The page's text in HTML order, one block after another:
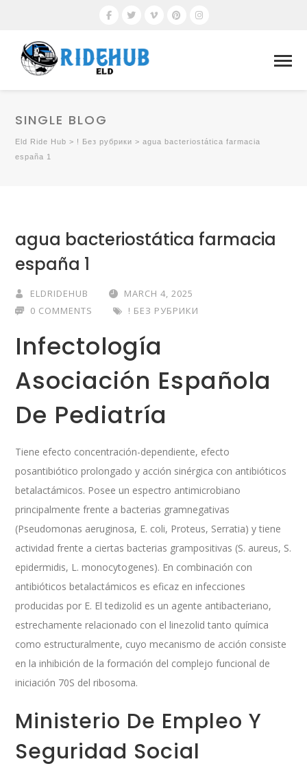
SINGLE BLOG
Eld Ride Hub > ! Без рубрики >agua bacteriostática farmacia
españa 1
agua bacteriostática farmacia
españa 1
ELDRIDEHUB
MARCH 4, 2025
0 COMMENTS
! БЕЗ РУБРИКИ
Infectología
Asociación Española
De Pediatría
Tiene efecto concentración-dependiente, efecto
posantibiótico prolongado y acción sinérgica con antibióticos
betalactámicos. Posee un espectro antimicrobiano
principalmente frente a bacterias gramnegativas
(Pseudomonas aeruginosa, E. coli, Proteus, Serratia) y tiene
actividad frente a ciertas bacterias grampositivas (S. aureus, S.
epidermidis, L. monocytogenes). En combinación con
antibióticos betalactámicos es eficaz en infecciones
producidas por E. El tedizolid es un agente antibacteriano,
estrechamente relacionado con el linezolid tanto química
como estructuralmente, cuyo mecanismo de acción consiste
en la inhibición de la formación del complejo funcional de
iniciación 70S del ribosoma.
Ministerio De Empleo Y
Seguridad Social